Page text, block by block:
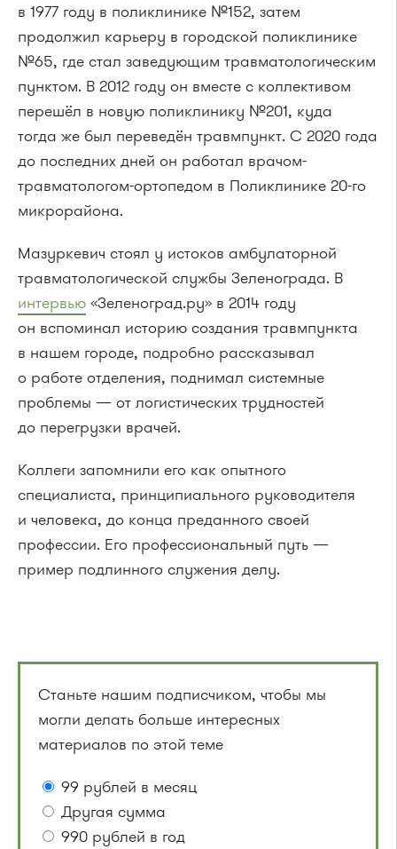
в 1977 году в поликлинике №152, затем
продолжил карьеру в городской поликлинике
№65, где стал заведующим травматологическим
пунктом. В 2012 году он вместе с коллективом
перешёл в новую поликлинику №201, куда
тогда же был переведён травмпункт. С 2020 года
до последних дней он работал врачом-
травматологом-ортопедом в Поликлинике 20-го
микрорайона.
Мазуркевич стоял у истоков амбулаторной
травматологической службы Зеленограда. В
интервью «Зеленоград.ру» в 2014 году
он вспоминал историю создания травмпункта
в нашем городе, подробно рассказывал
о работе отделения, поднимал системные
проблемы — от логистических трудностей
до перегрузки врачей.
Коллеги запомнили его как опытного
специалиста, принципиального руководителя
и человека, до конца преданного своей
профессии. Его профессиональный путь —
пример подлинного служения делу.
Станьте нашим подписчиком, чтобы мы
могли делать больше интересных
материалов по этой теме
99 рублей в месяц
Другая сумма
990 рублей в год